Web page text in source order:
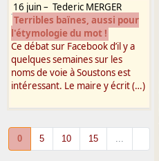
16 juin– Tederic MERGER
Terribles baïnes, aussi pour
l'étymologie du mot !
Ce débat sur Facebook d’il y a
quelques semaines sur les
noms de voie à Soustons est
intéressant. Le maire y écrit (…)
0 5 10 15 ...